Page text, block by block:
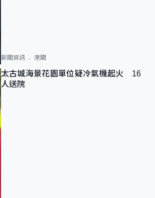
新聞資訊 港聞
太古城海景花園單位疑冷氣機起火 16
人送院